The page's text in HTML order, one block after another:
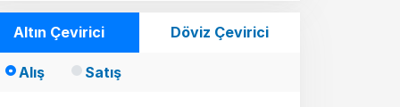
Altın Çevirici Döviz Çevirici
Alış Satış